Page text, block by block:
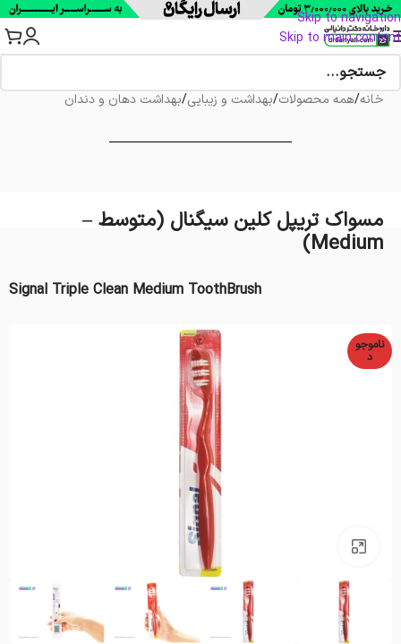
Skip to navigation
Skip to main content
خانه/همه محصولات/بهداشت و زیبایی/بهداشت دهان و دندان
مسواک تریپل کلین سیگنال (متوسط –
Medium)
Signal Triple Clean Medium ToothBrush
ناموجو
د